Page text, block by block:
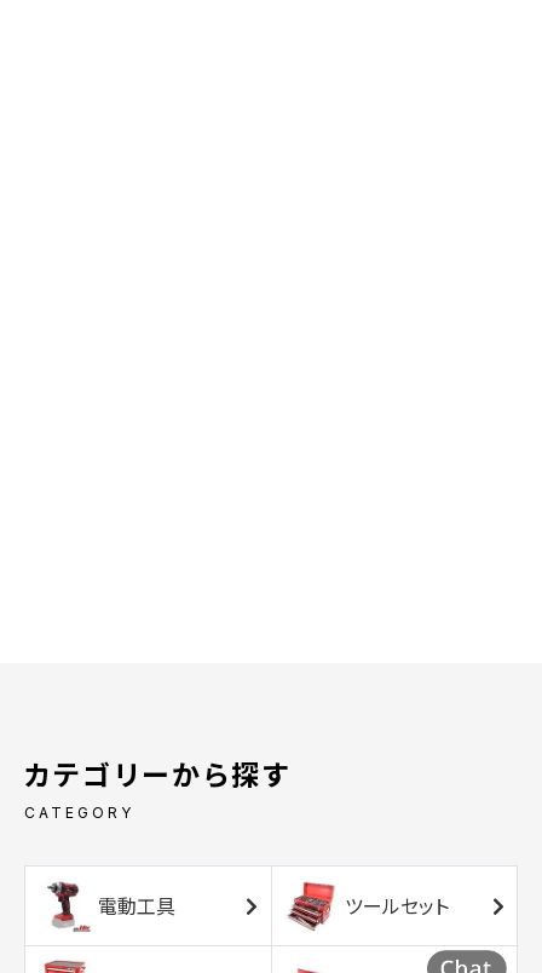
カテゴリーから探す
CATEGORY
電動工具 ツールセット